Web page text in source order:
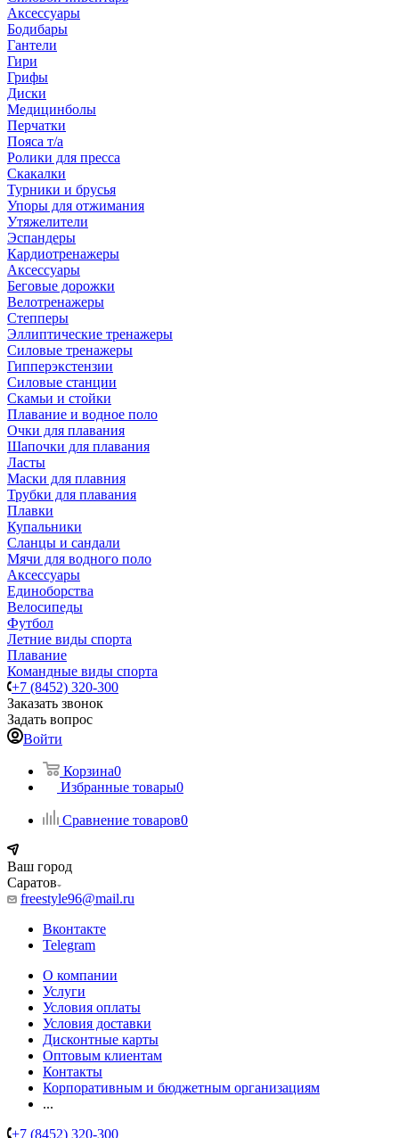
Аксессуары
Бодибары
Гантели
Гири
Грифы
Диски
Медицинболы
Перчатки
Пояса т/а
Ролики для пресса
Скакалки
Турники и брусья
Упоры для отжимания
Утяжелители
Эспандеры
Кардиотренажеры
Аксессуары
Беговые дорожки
Велотренажеры
Степперы
Эллиптические тренажеры
Силовые тренажеры
Гипперэкстензии
Силовые станции
Скамьи и стойки
Плавание и водное поло
Очки для плавания
Шапочки для плавания
Ласты
Маски для плавния
Трубки для плавания
Плавки
Купальники
Сланцы и сандали
Мячи для водного поло
Аксессуары
Единоборства
Велосипеды
Футбол
Летние виды спорта
Плавание
Командные виды спорта
+7 (8452) 320-300
Заказать звонок
Задать вопрос
Войти
Корзина0
Избранные товары0
Сравнение товаров0
Ваш город
Саратов
freestyle96@mail.ru
Вконтакте
Telegram
О компании
Услуги
Условия оплаты
Условия доставки
Дисконтные карты
Оптовым клиентам
Контакты
Корпоративным и бюджетным организациям
...
+7 (8452) 320-300